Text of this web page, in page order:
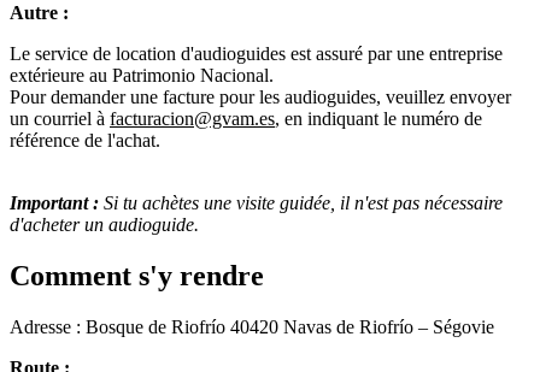
Autre :
Le service de location d'audioguides est assuré par une entreprise
extérieure au Patrimonio Nacional.
Pour demander une facture pour les audioguides, veuillez envoyer
un courriel à facturacion@gvam.es, en indiquant le numéro de
référence de l'achat.
Important : Si tu achètes une visite guidée, il n'est pas nécessaire
d'acheter un audioguide.
Comment s'y rendre
Adresse : Bosque de Riofrío 40420 Navas de Riofrío – Ségovie
Route :